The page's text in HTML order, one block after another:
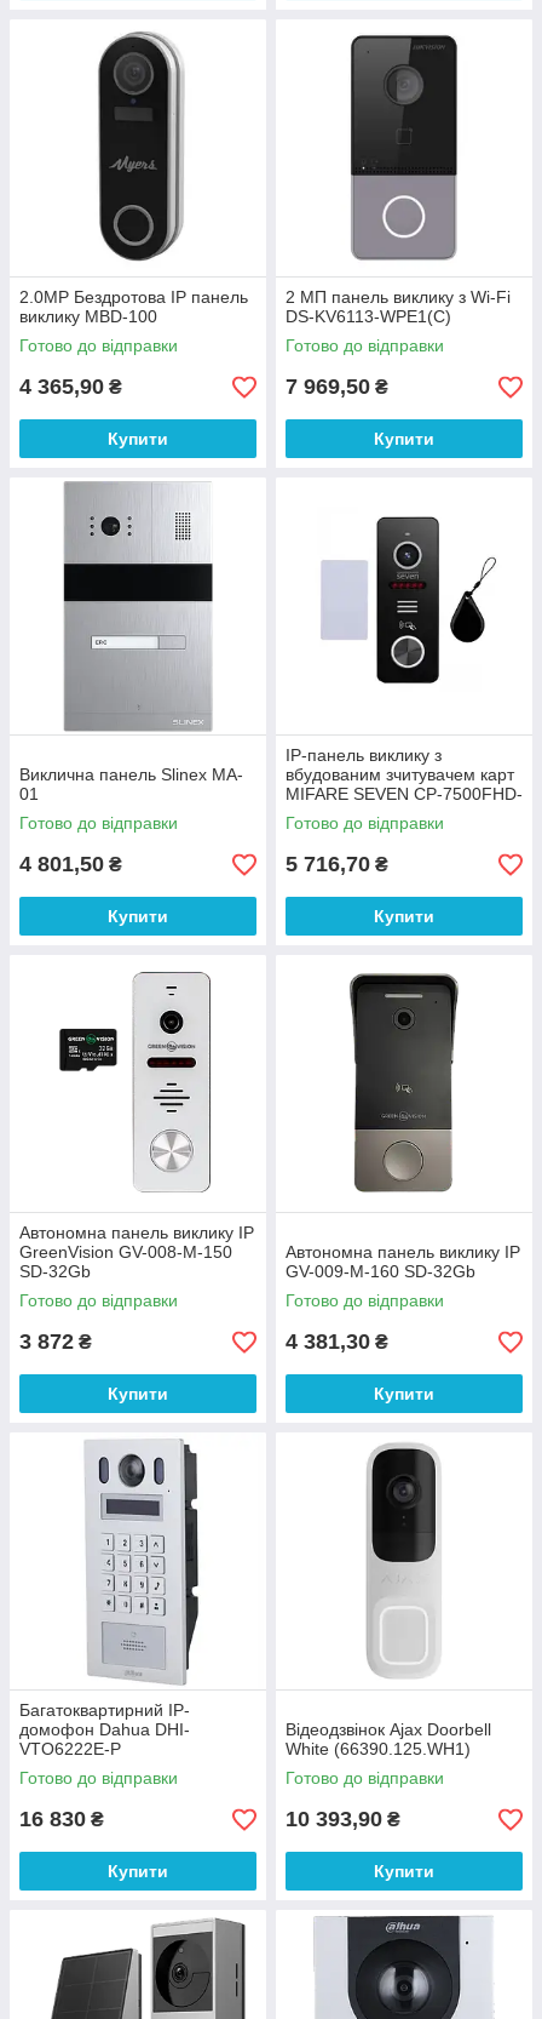
2.0MP Бездротова IP панель
виклику MBD-100
Готово до відправки
4 365,90 ₴
Купити
2 МП панель виклику з Wi-Fi
DS-KV6113-WPE1(C)
Готово до відправки
7 969,50 ₴
Купити
Виклична панель Slinex MA-
01
Готово до відправки
4 801,50 ₴
Купити
IP-панель виклику з
вбудованим зчитувачем карт
MIFARE SEVEN CP-7500FHD-
Wi-Fi black
Готово до відправки
5 716,70 ₴
Купити
Автономна панель виклику IP
GreenVision GV-008-M-150
SD-32Gb
Готово до відправки
3 872 ₴
Купити
Автономна панель виклику IP
GV-009-M-160 SD-32Gb
Готово до відправки
4 381,30 ₴
Купити
Багатоквартирний IP-
домофон Dahua DHI-
VTO6222E-P
Готово до відправки
16 830 ₴
Купити
Відеодзвінок Ajax Doorbell
White (66390.125.WH1)
Готово до відправки
10 393,90 ₴
Купити